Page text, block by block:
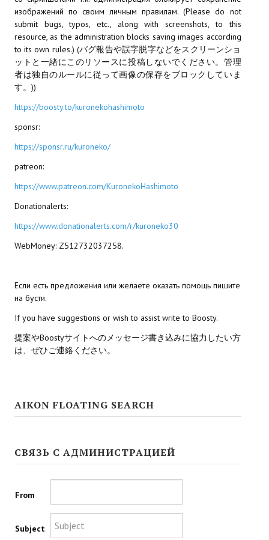
МОДЫ ДЛЯ ИГР
Патчи
Mass Effect 2
Divinity Original Sin Enhanced Edition
Dragon Age: Origins
Dragon Age: Inquisition
Fallout 3
Kingdoms of Amalur: Reckoning
Mass Effect Andromeda
Neverwinter Nights 1
Sims 4
Star Wars Knights of the Old Republic 1
Star Wars Knights of the Old Republic 2
Titan Quest Immortal Throne
изображений по своим личным правилам. (Please do not
submit bugs, typos, etc., along with screenshots, to this
resource, as the administration blocks saving images according
to its own rules.) (バグ報告や誤字脱字などをスクリーンショ
ットと一緒にこのリソースに投稿しないでください。管理
者は独自のルールに従って画像の保存をブロックしていま
す。))
https://boosty.to/kuronekohashimoto
sponsr:
https://sponsr.ru/kuroneko/
patreon:
https://www.patreon.com/KuronekoHashimoto
Donationalerts:
https://www.donationalerts.com/r/kuroneko30
WebMoney: Z512732037258.
Если есть предложения или желаете оказать помощь пишите
на бусти.
If you have suggestions or wish to assist write to Boosty.
提案やBoostyサイトへのメッセージ書き込みに協力したい方
は、ぜひご連絡ください。
AIKON FLOATING SEARCH
СВЯЗЬ С АДМИНИСТРАЦИЕЙ
From
Subject